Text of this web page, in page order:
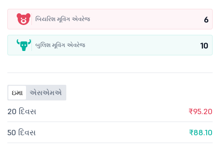
બિયરિશ મૂવિંગ એવરેજ 6
બુલિશ મૂવિંગ એવરેજ 10
ઇમા એસએમએ
20 દિવસ ₹95.20
50 દિવસ ₹88.10